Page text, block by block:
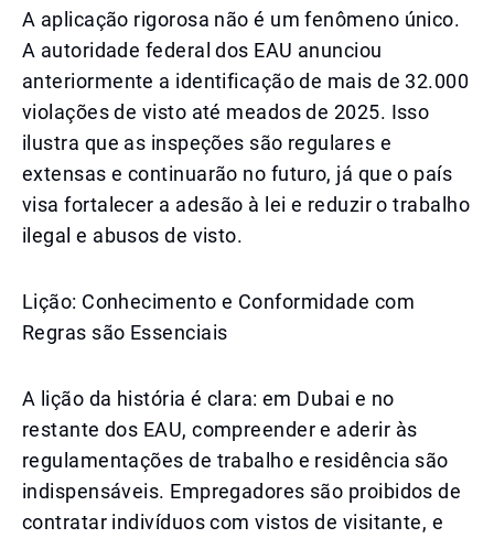
A aplicação rigorosa não é um fenômeno único.
A autoridade federal dos EAU anunciou
anteriormente a identificação de mais de 32.000
violações de visto até meados de 2025. Isso
ilustra que as inspeções são regulares e
extensas e continuarão no futuro, já que o país
visa fortalecer a adesão à lei e reduzir o trabalho
ilegal e abusos de visto.
Lição: Conhecimento e Conformidade com
Regras são Essenciais
A lição da história é clara: em Dubai e no
restante dos EAU, compreender e aderir às
regulamentações de trabalho e residência são
indispensáveis. Empregadores são proibidos de
contratar indivíduos com vistos de visitante, e